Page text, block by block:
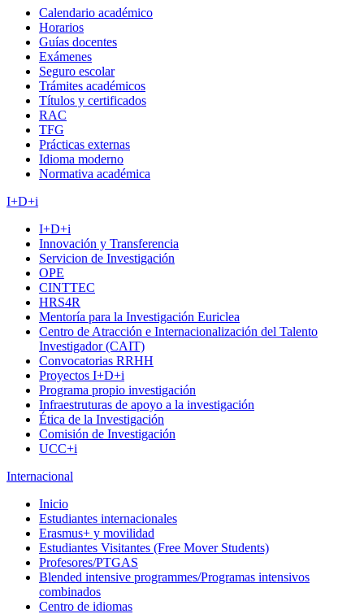
Calendario académico
Horarios
Guías docentes
Exámenes
Seguro escolar
Trámites académicos
Títulos y certificados
RAC
TFG
Prácticas externas
Idioma moderno
Normativa académica
I+D+i
I+D+i
Innovación y Transferencia
Servicion de Investigación
OPE
CINTTEC
HRS4R
Mentoría para la Investigación Euriclea
Centro de Atracción e Internacionalización del Talento
Investigador (CAIT)
Convocatorias RRHH
Proyectos I+D+i
Programa propio investigación
Infraestruturas de apoyo a la investigación
Ética de la Investigación
Comisión de Investigación
UCC+i
Internacional
Inicio
Estudiantes internacionales
Erasmus+ y movilidad
Estudiantes Visitantes (Free Mover Students)
Profesores/PTGAS
Blended intensive programmes/Programas intensivos
combinados
Centro de idiomas